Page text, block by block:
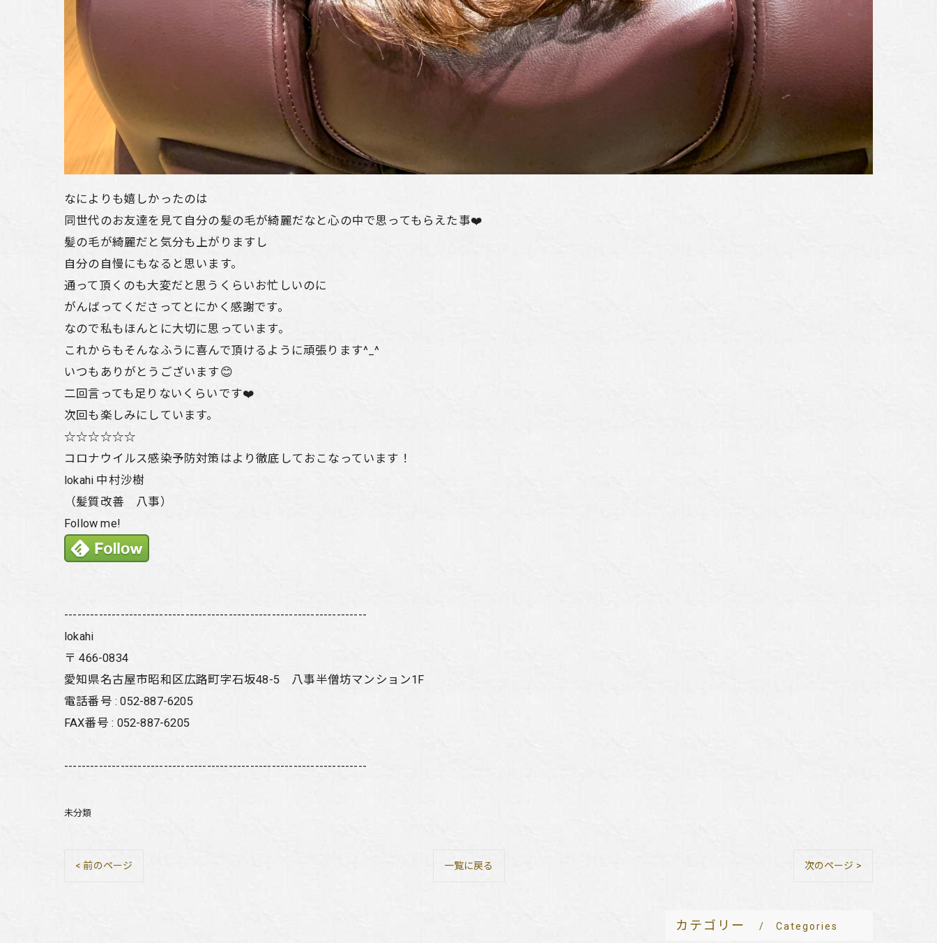
なによりも嬉しかったのは
同世代のお友達を見て自分の髪の毛が綺麗だなと心の中で思ってもらえた事❤️
髪の毛が綺麗だと気分も上がりますし
自分の自慢にもなると思います。
通って頂くのも大変だと思うくらいお忙しいのに
がんばってくださってとにかく感謝です。
なので私もほんとに大切に思っています。
これからもそんなふうに喜んで頂けるように頑張ります^_^
いつもありがとうございます😊
二回言っても足りないくらいです❤️
次回も楽しみにしています。
☆☆☆☆☆☆
コロナウイルス感染予防対策はより徹底しておこなっています！
lokahi 中村沙樹
（髪質改善 八事）
Follow me!
----------------------------------------------------------------------
lokahi
〒466-0834
愛知県名古屋市昭和区広路町字石坂48-5 八事半僧坊マンション1F
電話番号 :052-887-6205
FAX番号 : 052-887-6205
----------------------------------------------------------------------
未分類
< 前のページ 一覧に戻る 次のページ >
カテゴリー Categories